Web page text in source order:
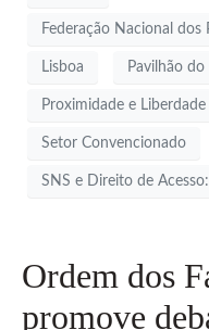
Federação Nacional dos
Lisboa Pavilhão
Proximidade e Liberdade
Setor Convencionado
SNS e Direito de
Ordem dos
promove